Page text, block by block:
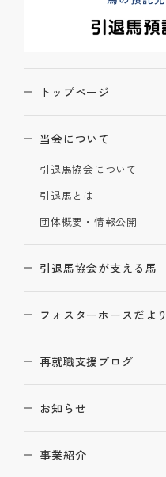
トップページ
当会について
引退馬協会について
引退馬とは
団体概要・情報公開
引退馬協会が支える馬
フォスターホースだより
再就職支援ブログ
お知らせ
事業紹介